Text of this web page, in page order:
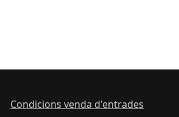
Condicions venda d'entrades